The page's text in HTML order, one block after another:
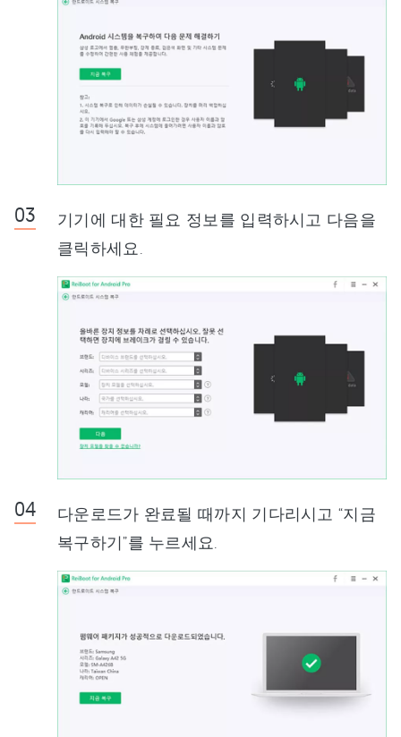
기기에 대한 필요 정보를 입력하시고 다음을
클릭하세요.
다운로드가 완료될 때까지 기다리시고 “지금
복구하기”를 누르세요.